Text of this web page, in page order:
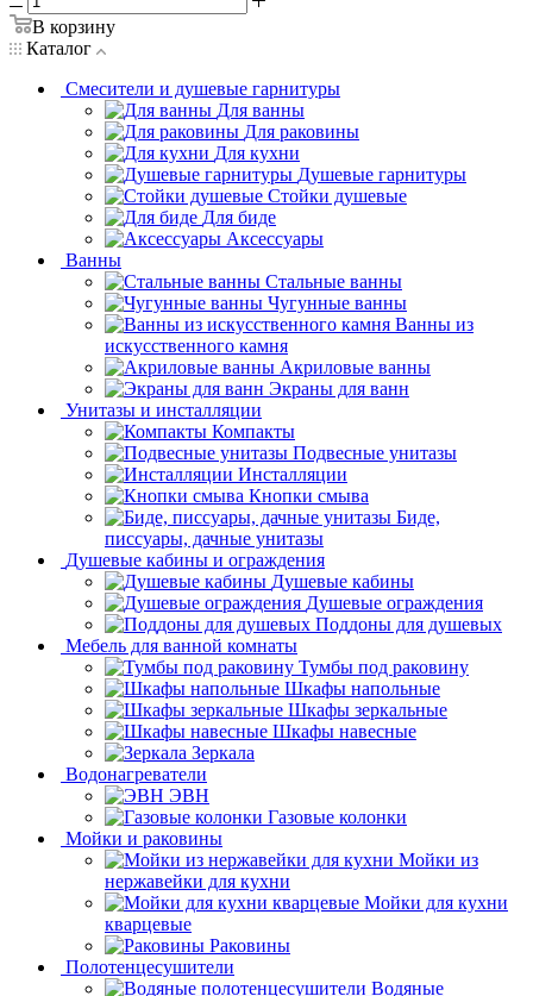
В корзину
Каталог
Смесители и душевые гарнитуры
Для ванны
Для раковины
Для кухни
Душевые гарнитуры
Стойки душевые
Для биде
Аксессуары
Ванны
Стальные ванны
Чугунные ванны
Ванны из
искусственного камня
Акриловые ванны
Экраны для ванн
Унитазы и инсталляции
Компакты
Подвесные унитазы
Инсталляции
Кнопки смыва
Биде,
писсуары, дачные унитазы
Душевые кабины и ограждения
Душевые кабины
Душевые ограждения
Поддоны для душевых
Мебель для ванной комнаты
Тумбы под раковину
Шкафы напольные
Шкафы зеркальные
Шкафы навесные
Зеркала
Водонагреватели
ЭВН
Газовые колонки
Мойки и раковины
Мойки из
нержавейки для кухни
Мойки для кухни
кварцевые
Раковины
Полотенцесушители
Водяные